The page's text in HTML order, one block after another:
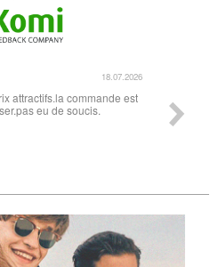
18.07.2026
attractifs.la commande est
eu de soucis.